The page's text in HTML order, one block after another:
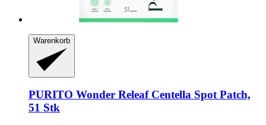
Warenkorb
PURITO Wonder Releaf Centella Spot Patch,
51 Stk